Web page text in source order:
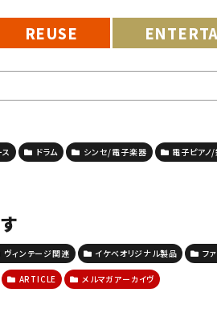
REUSE
ドラム シンセ/電子楽器 電子ピアノ
ヴィンテージ関連 イケベオリジナル製品 フ
ARTICLE メルマガアーカイヴ